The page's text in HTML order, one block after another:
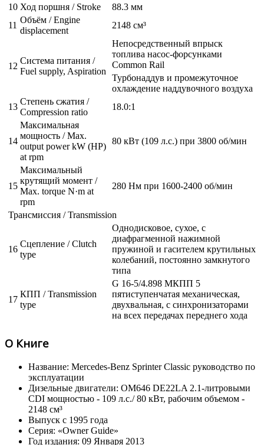
10 Ход поршня / Stroke
88.3 мм
11
Объём / Engine
displacement
2148 см³
12
Система питания /
Fuel supply, Aspiration
Непосредственный впрыск
топлива насос-форсунками
Common Rail
Турбонаддув и промежуточное
охлаждение наддувочного воздуха
13
Степень сжатия /
Compression ratio
18.0:1
14
Максимальная
мощность / Max.
output power kW (HP)
at rpm
80 кВт (109 л.с.) при 3800 об/мин
15
Максимальный
крутящий момент /
Max. torque N·m at
rpm
280 Нм при 1600-2400 об/мин
Трансмиссия / Transmission
16
Сцепление / Clutch
type
Однодисковое, сухое, с
диафрагменной нажимной
пружиной и гасителем крутильных
колебаний, постоянно замкнутого
типа
17
КПП / Transmission
type
G 16-5/4.898 МКПП 5
пятиступенчатая механическая,
двухвальная, с синхронизаторами
на всех передачах переднего хода
О Книге
Название: Mercedes-Benz Sprinter Classic руководство по
эксплуатации
Дизельные двигатели: OM646 DE22LA 2.1-литровыми
CDI мощностью - 109 л.с./ 80 кВт, рабочим объемом -
2148 см³
Выпуск с 1995 года
Серия: «Owner Guide»
Год издания: 09 Января 2013